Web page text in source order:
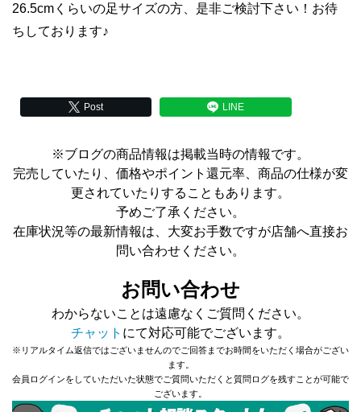
26.5cmくらいの足サイズの方、是非ご検討下さい！お待
ちしております♪
Post LINE
※ブログの商品情報は掲載当時の情報です。
完売していたり、価格やポイント還元率、商品の仕様が変
更されていたりすることもあります。
予めご了承ください。
在庫状況等の最新情報は、大変お手数ですが店舗へ直接お
問い合わせください。
お問い合わせ
わからないことは遠慮なくご質問ください。
チャット にて対応可能でございます。
※リアルタイム返信ではございませんのでご回答までお時間をいただく場合がござい
ます。
会員ログインをしていただいた状態でご質問いただくと質問ログを残すことが可能で
ございます。